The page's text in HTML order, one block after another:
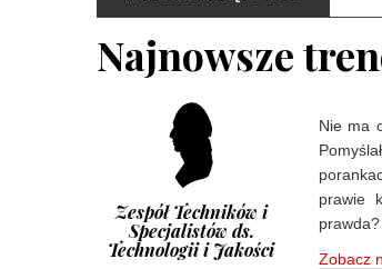
Najnowsze
Zespół Techników i
Specjalistów ds.
Technologii i Jakości
Nie ma
prawie
prawda?
Zobacz